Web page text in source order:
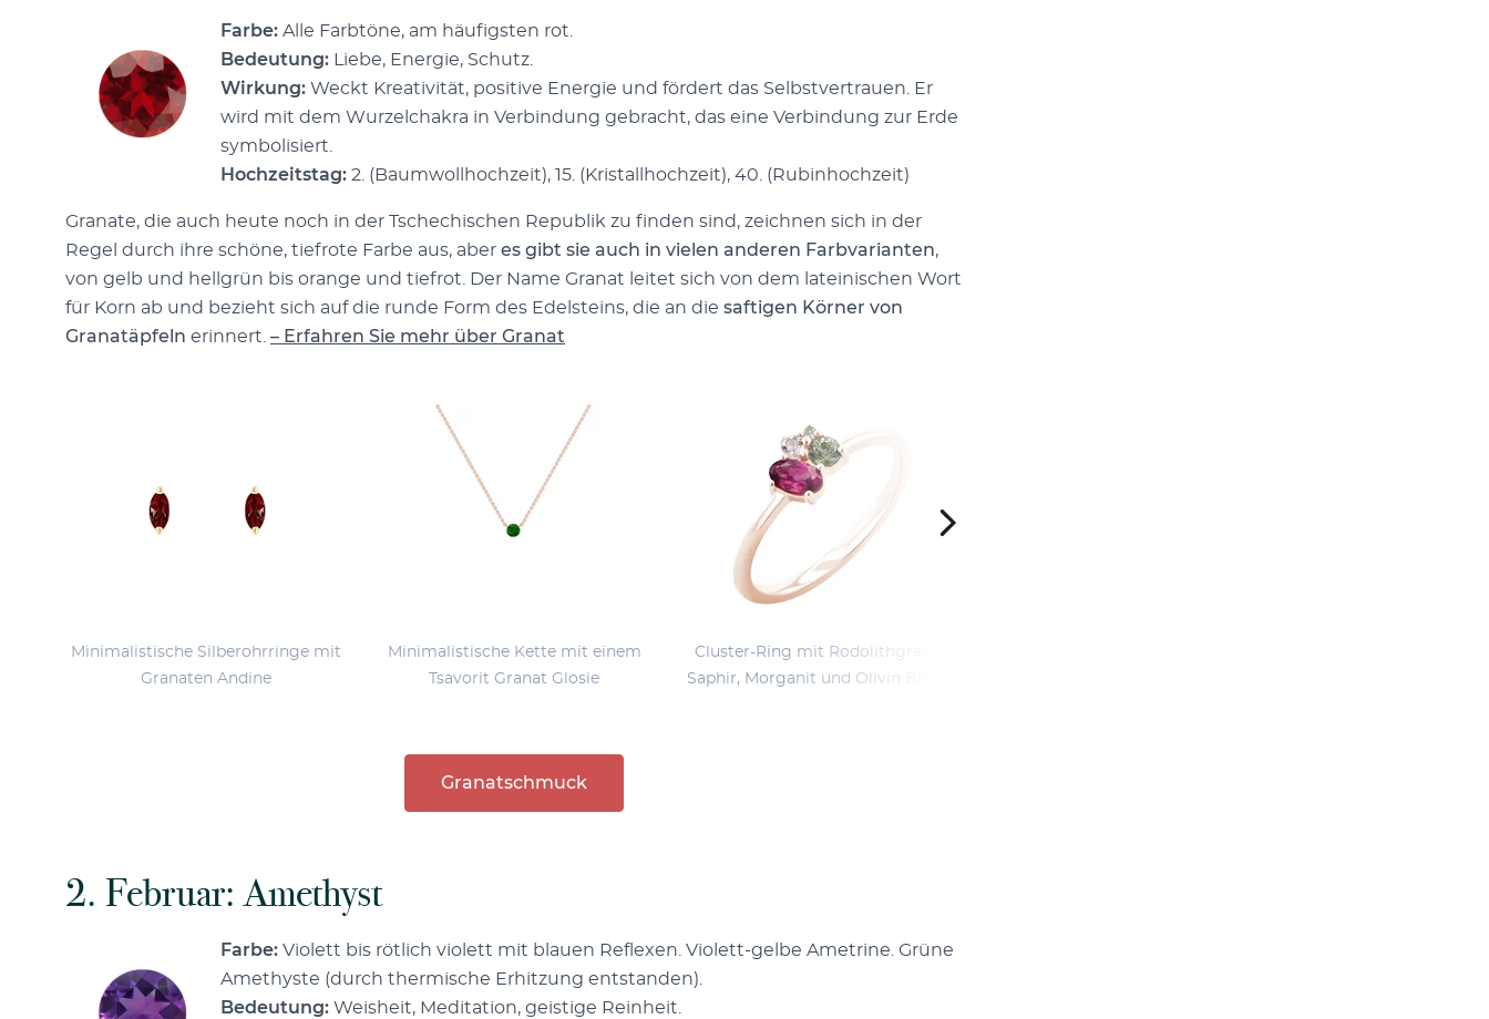
Farbe: Alle Farbtöne, am häufigsten rot.
Bedeutung: Liebe, Energie, Schutz.
Wirkung: Weckt Kreativität, positive Energie und fördert das Selbstvertrauen. Er
wird mit dem Wurzelchakra in Verbindung gebracht, das eine Verbindung zur Erde
symbolisiert.
Hochzeitstag: 2. (Baumwollhochzeit), 15. (Kristallhochzeit), 40. (Rubinhochzeit)
Granate, die auch heute noch in der Tschechischen Republik zu finden sind, zeichnen sich in der
Regel durch ihre schöne, tiefrote Farbe aus, aber es gibt sie auch in vielen anderen Farbvarianten,
von gelb und hellgrün bis orange und tiefrot. Der Name Granat leitet sich von dem lateinischen Wort
für Korn ab und bezieht sich auf die runde Form des Edelsteins, die an die saftigen Körner von
Granatäpfeln erinnert. – Erfahren Sie mehr über Granat
Minimalistische Silberohrringe mit
Granaten Andine
Minimalistische Kette mit einem
Tsavorit Granat Glosie
Cluster-Ring mit Rodolithgranat,
Saphir, Morganit und Olivin Bluma
Granatschmuck
2. Februar: Amethyst
Farbe: Violett bis rötlich violett mit blauen Reflexen. Violett-gelbe Ametrine. Grüne
Amethyste (durch thermische Erhitzung entstanden).
Bedeutung: Weisheit, Meditation, geistige Reinheit.